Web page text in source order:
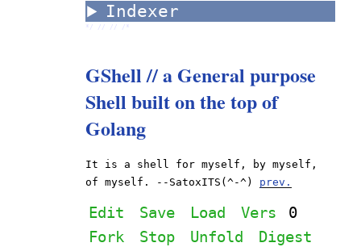
Indexer
*/ // // /*
GShell // a General purpose
Shell built on the top of
Golang
It is a shell for myself, by myself,
of myself. --SatoxITS(^-^) prev.
Edit Save Load Vers
0
Fork
Stop Unfold
Digest